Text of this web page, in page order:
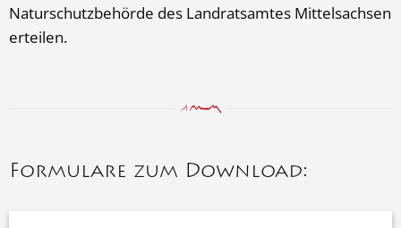
Naturschutzbehörde des Landratsamtes Mittelsachsen
erteilen.
Formulare zum Download: